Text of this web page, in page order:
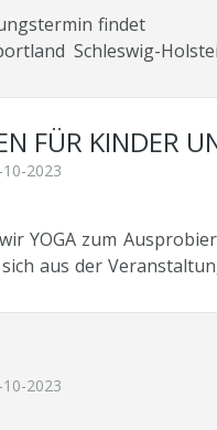
findet am
Schleswig-
anschließend eine
Ideen und
Motivations-
Turnstunde Methoden
spreche ich mit
Welche Geräte
FÜR KINDER
10-2023
YOGA zum
aus der
(mit Eltern)
18.45 - 19.30 Uhr
98 46 660 (AB)
10-2023